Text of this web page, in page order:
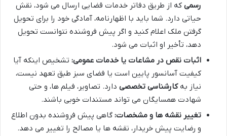
رسمی که از طریق دفاتر خدمات قضایی ارسال می شود، نقش
حیاتی دارد. شما باید با اظهارنامه، آمادگی خود را برای تحویل
گرفتن ملک اعلام کنید و اگر پیش فروشنده نتوانست تحویل
دهد، تأخیر او اثبات می شود.
اثبات نقص در مشاعات یا خدمات عمومی: تشخیص اینکه آیا
کیفیت آسانسور پایین است یا فضای سبز طبق تعهد نیست،
نیاز بهکارشناسی تخصصی دارد. تصاویر، فیلم ها، و حتی
شهادت همسایگان می تواند مستندات خوبی باشند.
تغییر نقشه ها و مشخصات: گاهی پیش فروشنده بدون اطلاع
و رضایت پیش خریدار، نقشه ها یا مصالح را تغییر می دهد.